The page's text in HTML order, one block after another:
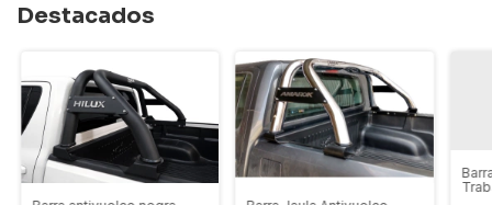
Destacados